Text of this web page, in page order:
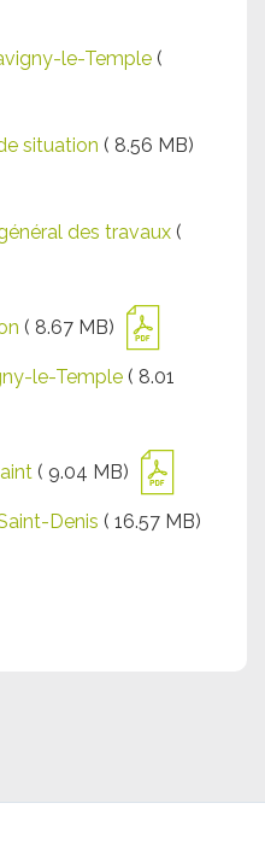
le-Temple (
situation ( 8.56 MB)
des travaux (
( 8.67 MB)
le-Temple ( 8.01
( 9.04 MB)
Denis ( 16.57 MB)